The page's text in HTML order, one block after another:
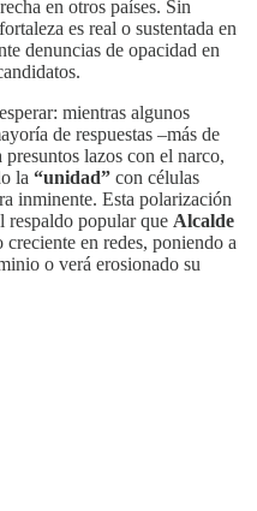
en otros países. Sin
es real o sustentada en
denuncias de opacidad en
mientras algunos
de respuestas –más de
presuntos lazos con el narco,
la “unidad” con células
inminente. Esta polarización
respaldo popular que Alcalde
en redes, poniendo a
o verá erosionado su